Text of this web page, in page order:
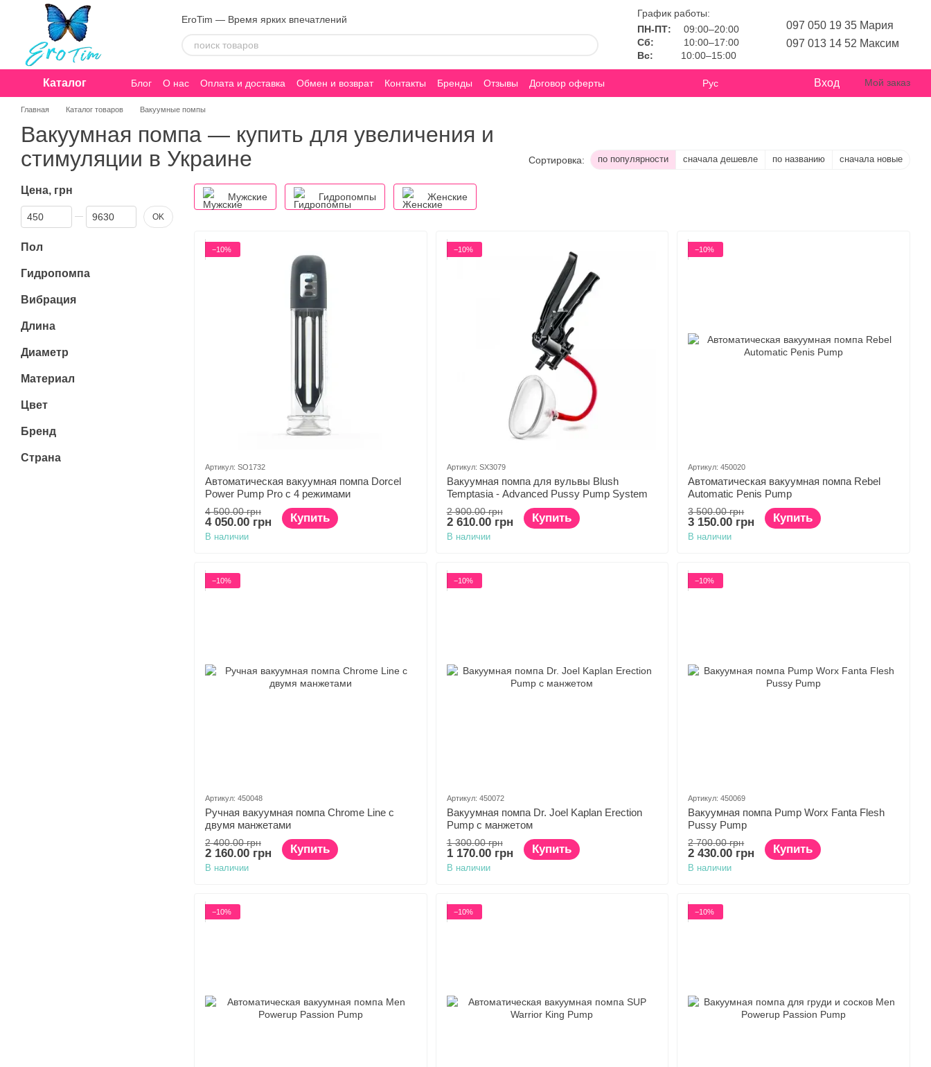
Перейти к основному контенту
EroTim — Время ярких впечатлений
График работы:
ПН-ПТ:
09:00–20:00
Сб:
10:00–17:00
Вс:
10:00–15:00
097 050 19 35 Мария
097 013 14 52 Максим
Каталог Блог О нас Оплата и доставка Обмен и возврат Контакты Бренды Отзывы
Договор оферты
Конфиденциальность
Рус Вход Мой заказ
Главная Каталог товаров Вакуумные помпы
Вакуумная помпа — купить для увеличения и
стимуляции в Украине
Сортировка: по популярности сначала дешевле по названию сначала новые
Мужские Гидропомпы Женские
−10%
Артикул: SO1732
Автоматическая вакуумная помпа Dorcel
Power Pump Pro с 4 режимами
4 500.00 грн
4 050.00 грн Купить
В наличии
−10%
Артикул: SX3079
Вакуумная помпа для вульвы Blush
Temptasia - Advanced Pussy Pump System
2 900.00 грн
2 610.00 грн Купить
В наличии
−10%
Артикул: 450020
Автоматическая вакуумная помпа Rebel
Automatic Penis Pump
3 500.00 грн
3 150.00 грн Купить
В наличии
−10%
Артикул: 450048
Ручная вакуумная помпа Chrome Line с
двумя манжетами
2 400.00 грн
2 160.00 грн Купить
В наличии
−10%
Артикул: 450072
Вакуумная помпа Dr. Joel Kaplan Erection
Pump с манжетом
1 300.00 грн
1 170.00 грн Купить
В наличии
−10%
Артикул: 450069
Вакуумная помпа Pump Worx Fanta Flesh
Pussy Pump
2 700.00 грн
2 430.00 грн Купить
В наличии
−10% −10% −10%
Цена, грн
От Цена, грн
До Цена, грн OK
Пол
Гидропомпа
Вибрация
Длина
Диаметр
Материал
Цвет
Бренд
Страна